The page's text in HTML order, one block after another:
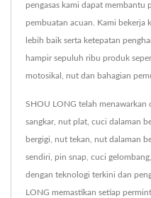
pengasas kami dapat membantu
pembuatan acuan. Kami bekerja
lebih baik serta ketepatan
hampir sepuluh ribu produk
motosikal, nut dan bahagian
SHOU LONG telah
sangkar, nut plat, cuci dalaman
bergigi, nut tekan, nut dalaman
sendiri, pin snap, cuci
dengan teknologi terkini dan
LONG memastikan setiap